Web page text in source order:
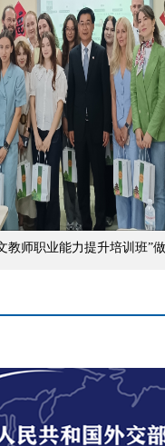
”做开班授课